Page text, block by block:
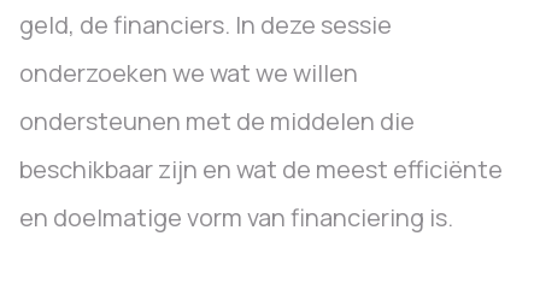
geld, de financiers. In deze sessie
onderzoeken we wat we willen
ondersteunen met de middelen die
beschikbaar zijn en wat de meest efficiënte
en doelmatige vorm van financiering is.